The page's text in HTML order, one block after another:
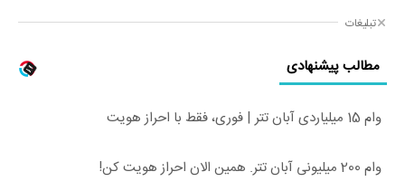
تبلیغات
مطالب پیشنهادی
وام 15 میلیاردی آبان تتر | فوری، فقط با احراز هویت
وام 200 میلیونی آبان تتر. همین الان احراز هویت کن!